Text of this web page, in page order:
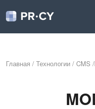
Главная / Технологии / CMS /